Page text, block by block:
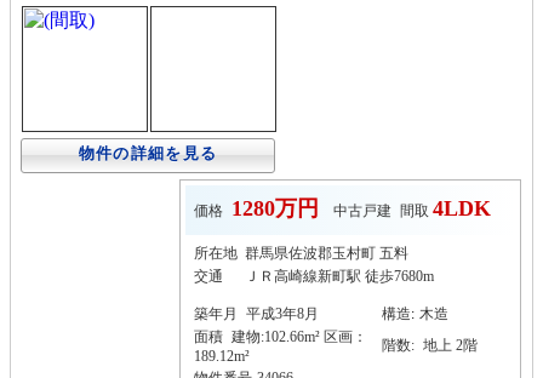
物件の詳細を見る
価格 1280万円 中古戸建 間取 4LDK
所在地 群馬県佐波郡玉村町 五料
交通
ＪＲ高崎線新町駅 徒歩7680m
築年月 平成3年8月 構造: 木造
面積 建物:102.66m² 区画：
189.12m²
階数: 地上 2階